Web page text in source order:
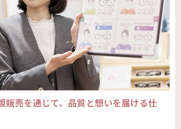
販売を通じて、品質と想いを届ける仕